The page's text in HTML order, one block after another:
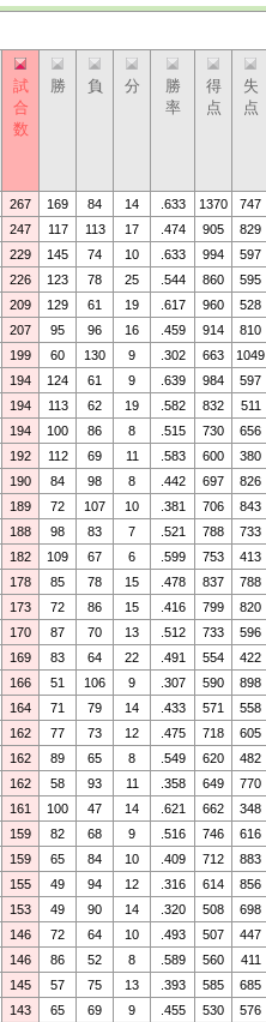
試
合
数
勝 負 分
勝
率
得
点
失
点
267 169 84 14 .633 1370 747
247 117 113 17 .474 905 829
229 145 74 10 .633 994 597
226 123 78 25 .544 860 595
209 129 61 19 .617 960 528
207 95 96 16 .459 914 810
199 60 130 9 .302 663 1049
194 124 61 9 .639 984 597
194 113 62 19 .582 832 511
194 100 86 8 .515 730 656
192 112 69 11 .583 600 380
190 84 98 8 .442 697 826
189 72 107 10 .381 706 843
188 98 83 7 .521 788 733
182 109 67 6 .599 753 413
178 85 78 15 .478 837 788
173 72 86 15 .416 799 820
170 87 70 13 .512 733 596
169 83 64 22 .491 554 422
166 51 106 9 .307 590 898
164 71 79 14 .433 571 558
162 77 73 12 .475 718 605
162 89 65 8 .549 620 482
162 58 93 11 .358 649 770
161 100 47 14 .621 662 348
159 82 68 9 .516 746 616
159 65 84 10 .409 712 883
155 49 94 12 .316 614 856
153 49 90 14 .320 508 698
146 72 64 10 .493 507 447
146 86 52 8 .589 560 411
145 57 75 13 .393 585 685
143 65 69 9 .455 530 576